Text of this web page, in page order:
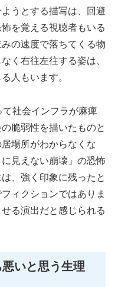
うとする描写は、回避
を覚える視聴者もいる
の速度で落ちてくる物
く右往左往する姿は、
人もいます。
社会インフラが麻痺
脆弱性を描いたものと
場所がわからなくな
見えない崩壊」の恐怖
、強く印象に残ったと
ィクションではありま
る演出だと感じられる
いと思う生理